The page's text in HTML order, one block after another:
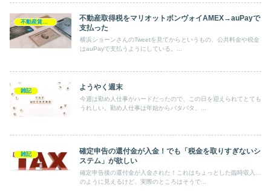
不動産取得税をマリオットボンヴォイAMEX→auPayで
支払った
横浜ショーンさんのTweetを見てからというもの、公共料金や税金
はauPayで支払うようにしている。...
雑記 ようやく週末
今週は勤め人仕事がハードだったので、この日を迎えられてとても
うれしい。勤め人仕事は年始からバタバタ、...
雑記
確定申告の還付金が入金！でも「税金を取りすぎないシ
ステム」が欲しい
確定申告後の還付金が入金された！これはちょっとした臨時収入…
のように見えるけど、実際のところはそうで...